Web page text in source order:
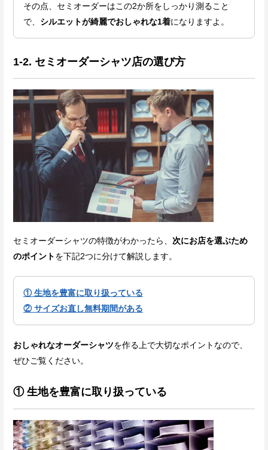
その点、セミオーダーはこの2か所をしっかり測ること
で、 シルエットが綺麗でおしゃれな1着になりますよ。
1-2. セミオーダーシャツ店の選び方
セミオーダーシャツの特徴がわかったら、 次にお店を選ぶため
のポイントを下記2つに分けて解説します。
① 生地を豊富に取り扱っている
② サイズお直し無料期間がある
おしゃれなオーダーシャツを作る上で大切なポイントなので、
ぜひご覧ください。
① 生地を豊富に取り扱っている